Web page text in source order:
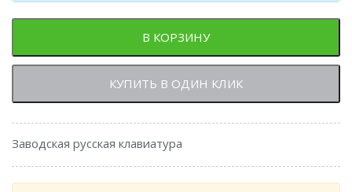
В КОРЗИНУ
КУПИТЬ В ОДИН КЛИК
Заводская русская клавиатура